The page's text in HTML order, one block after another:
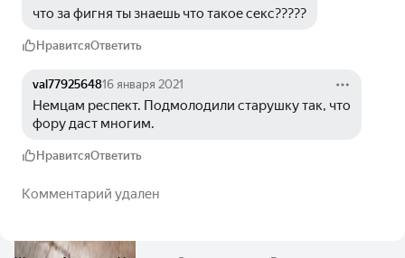
что за фигня ты знаешь что такое секс?????
НравитсяОтветить
val7792564816 января 2021
Немцам респект. Подмолодили старушку так, что
фору даст многим.
НравитсяОтветить
Комментарий удален